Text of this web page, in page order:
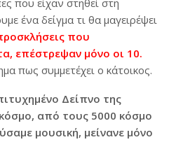
που είχαν στηθεί στη
ένα δείγμα τι θα μαγειρέψει
που
επέστρεψαν μόνο οι 10.
πως συμμετέχει ο κάτοικος.
Δείπνο της
από τους 5000 κόσμο
μουσική, μείνανε μόνο